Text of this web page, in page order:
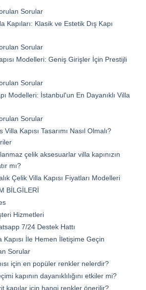
Sorular
Kapıları: Klasik ve Estetik Dış Kapı
Sorular
Modelleri: Geniş Girişler İçin Prestijli
Sorular
Modelleri: İstanbul'un En Dayanıklı Villa
Sorular
Villa Kapısı Tasarımı Nasıl Olmalı?
çelik aksesuarlar villa kapınızın
mı?
Çelik Villa Kapısı Fiyatları Modelleri
BİLGİLERİ
Hizmetleri
7/24 Destek Hattı
Kapısı İle Hemen İletişime Geçin
Sorular
için en popüler renkler nelerdir?
kapının dayanıklılığını etkiler mi?
kapılar için hangi renkler önerilir?